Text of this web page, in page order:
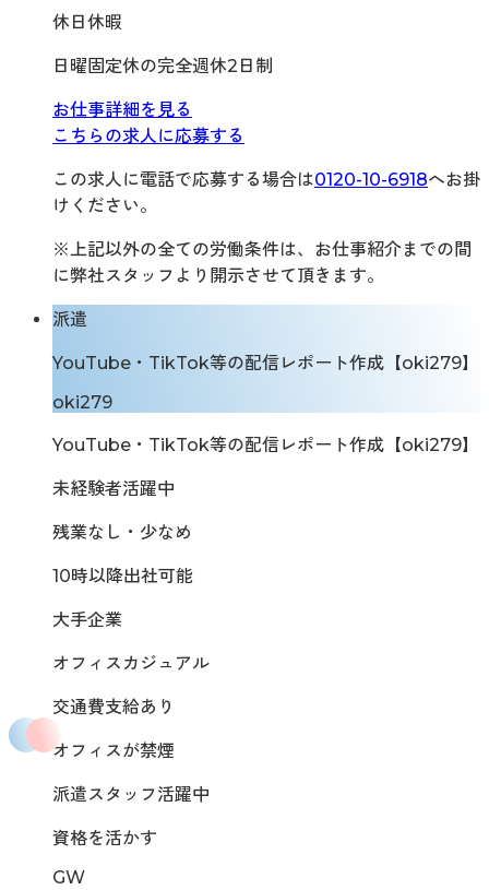
休日休暇
日曜固定休の完全週休2日制
お仕事詳細を見る
こちらの求人に応募する
この求人に電話で応募する場合は0120-10-6918へお掛
けください。
※上記以外の全ての労働条件は、お仕事紹介までの間
に弊社スタッフより開示させて頂きます。
派遣
YouTube・TikTok等の配信レポート作成【oki279】
oki279
YouTube・TikTok等の配信レポート作成【oki279】
未経験者活躍中
残業なし・少なめ
10時以降出社可能
大手企業
オフィスカジュアル
交通費支給あり
オフィスが禁煙
派遣スタッフ活躍中
資格を活かす
GW